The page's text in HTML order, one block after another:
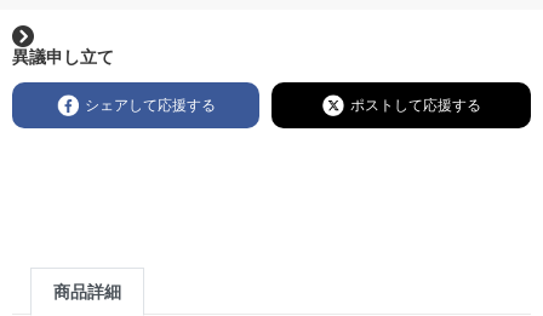
異議申し立て
シェアして応援する ポストして応援する
商品詳細